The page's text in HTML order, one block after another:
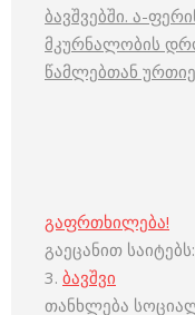
ბავშვებში. ა-
მკურნალობის
წამლებთან
გაფრთხილება!
გაეცანით
3. ბავშვი
თანხლება